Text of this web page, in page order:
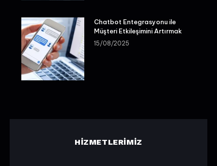
Chatbot Entegrasyonu ile
Müşteri Etkileşimini Artırmak
15/08/2025
HIZMETLERIMIZ